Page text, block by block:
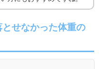
せなかった体重の